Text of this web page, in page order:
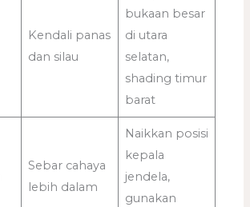
Kendali panas
dan silau
bukaan besar
di utara
selatan,
shading timur
barat
Sebar cahaya
lebih dalam
Naikkan posisi
kepala
jendela,
gunakan